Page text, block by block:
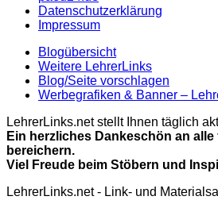
Datenschutzerklärung
Impressum
Blogübersicht
Weitere LehrerLinks
Blog/Seite vorschlagen
Werbegrafiken & Banner –
LehrerLinks.net stellt Ihnen täglich
Ein herzliches Dankeschön an
bereichern.
Viel Freude beim Stöbern und
LehrerLinks.net - Link- und